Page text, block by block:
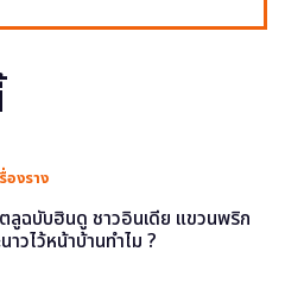
องราง
ลูฉบับฮินดู ชาวอินเดีย แขวนพริก
าวไว้หน้าบ้านทำไม ?